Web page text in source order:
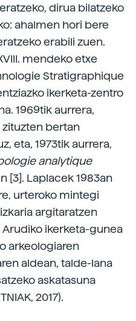
dirua bilatzeko
ahalmen hori bere
erabili zuen.
mendeko etxe
Stratigraphique
ikerketa-zentro
1969tik aurrera,
bertan
eta, 1973tik aurrera,
analytique
[3]. Laplacek 1983an
urteroko mintegi
argitaratzen
Arudiko ikerketa-gunea
arkeologiaren
aldean, talde-lana
askatasuna
2017).